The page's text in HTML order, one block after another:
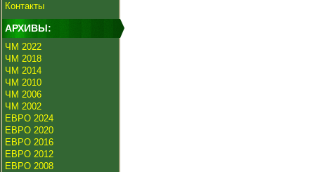
Контакты
АРХИВЫ:
ЧМ 2022
ЧМ 2018
ЧМ 2014
ЧМ 2010
ЧМ 2006
ЧМ 2002
ЕВРО 2024
ЕВРО 2020
ЕВРО 2016
ЕВРО 2012
ЕВРО 2008